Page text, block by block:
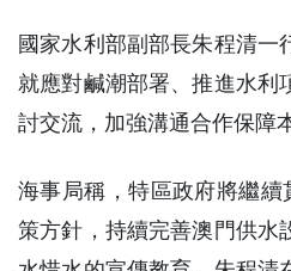
國家水利部副部長朱程清一
就應對鹹潮部署、推進水利
討交流，加強溝通合作保障
海事局稱，特區政府將繼續
策方針，持續完善澳門供水
水惜水的宣傳教育。朱程清